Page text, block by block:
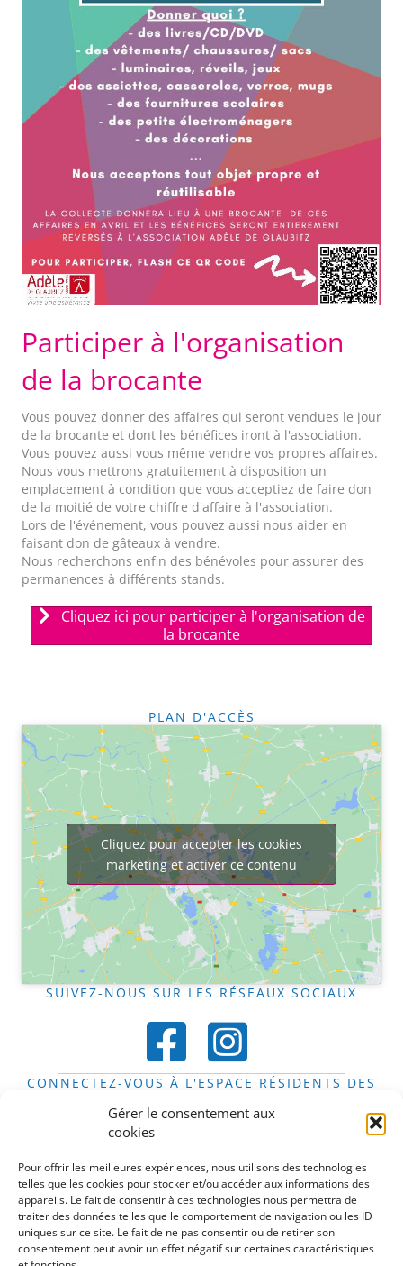
Gérer le consentement aux
cookies
Pour offrir les meilleures expériences, nous utilisons des technologies
telles que les cookies pour stocker et/ou accéder aux informations des
appareils. Le fait de consentir à ces technologies nous permettra de
traiter des données telles que le comportement de navigation ou les ID
uniques sur ce site. Le fait de ne pas consentir ou de retirer son
consentement peut avoir un effet négatif sur certaines caractéristiques
Participer à l'organisation
de la brocante
Vous pouvez donner des affaires qui seront vendues le jour
de la brocante et dont les bénéfices iront à l'association.
Vous pouvez aussi vous même vendre vos propres affaires.
Nous vous mettrons gratuitement à disposition un
emplacement à condition que vous acceptiez de faire don
de la moitié de votre chiffre d'affaire à l'association.
Lors de l'événement, vous pouvez aussi nous aider en
faisant don de gâteaux à vendre.
Nous recherchons enfin des bénévoles pour assurer des
permanences à différents stands.
Cliquez ici pour participer à l'organisation de
la brocante
PLAN D'ACCÈS
Cliquez pour accepter les cookies
marketing et activer ce contenu
SUIVEZ-NOUS SUR LES RÉSEAUX SOCIAUX
CONNECTEZ-VOUS À L'ESPACE RÉSIDENTS DES
Cliquez pour accepter les cookies